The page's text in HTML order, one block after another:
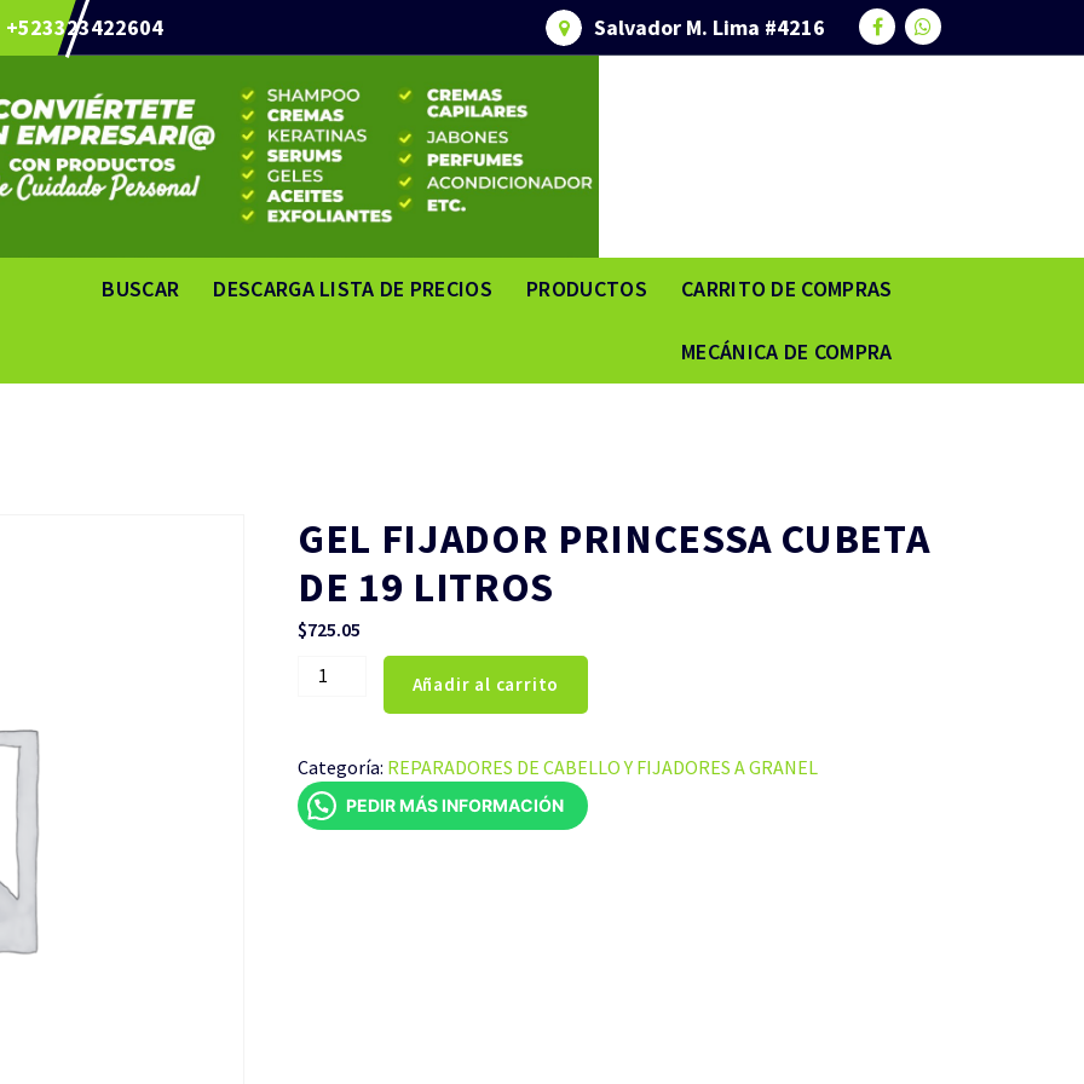
+523323422604 Salvador M. Lima #4216
BUSCAR DESCARGA LISTA DE PRECIOS PRODUCTOS CARRITO DE COMPRAS
MECÁNICA DE COMPRA
GEL FIJADOR PRINCESSA CUBETA
DE 19 LITROS
$725.05
GEL
CUBETA
DE
19
Añadir al carrito
Categoría: REPARADORES DE CABELLO Y FIJADORES A GRANEL
PEDIR MÁS INFORMACIÓN